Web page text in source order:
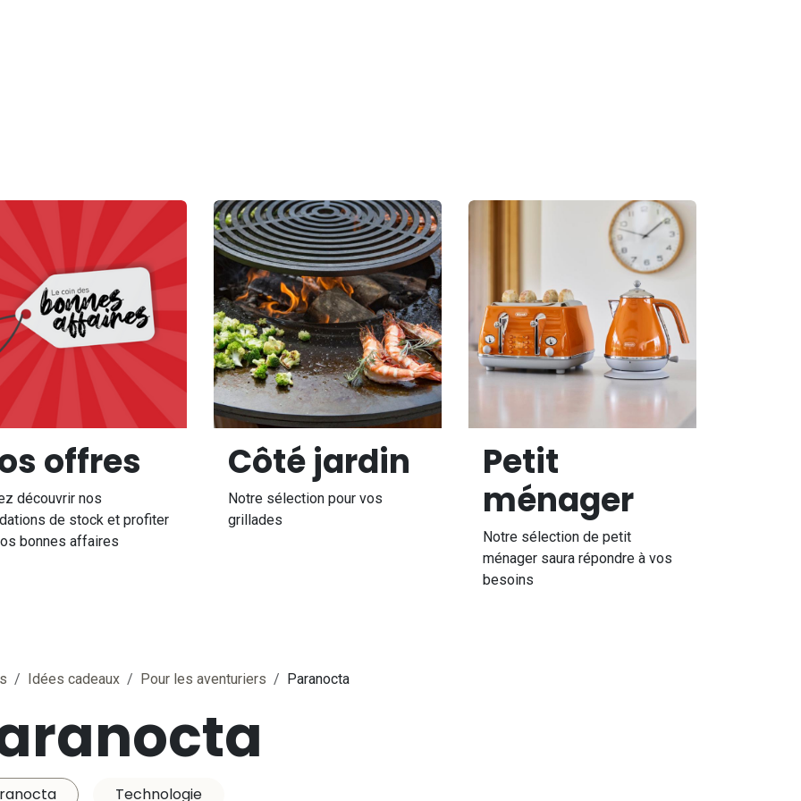
offres
découvrir nos
de stock et profiter
bonnes affaires
Côté jardin
Notre sélection pour vos
grillades
Petit
ménager
Notre sélection de petit
ménager saura répondre à vos
besoins
Idées cadeaux Pour les aventuriers Paranocta
Technologie